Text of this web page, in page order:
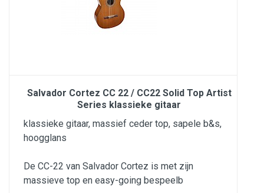
Salvador Cortez CC 22 / CC22 Solid Top Artist
Series klassieke gitaar
klassieke gitaar, massief ceder top, sapele b&s,
hoogglans
De CC-22 van Salvador Cortez is met zijn
massieve top en easy-going bespeelb